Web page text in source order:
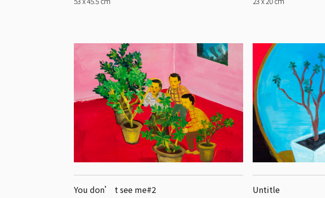
You don’ t see me#2 Untitle